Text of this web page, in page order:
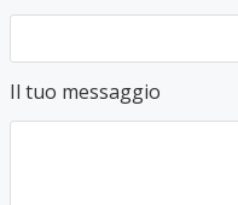
Il tuo messaggio